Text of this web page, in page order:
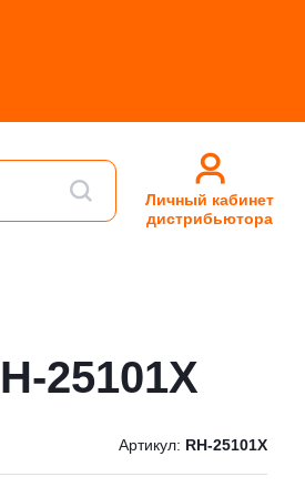
Личный кабинет
дистрибьютора
25101X
Артикул: RH-25101X